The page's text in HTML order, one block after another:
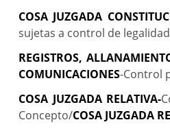
COSA JUZGADA
sujetas a control de
REGISTROS,
COMUNICACIONES-Control
COSA JUZGADA RELATIVA-
Concepto/COSA JUZGADA